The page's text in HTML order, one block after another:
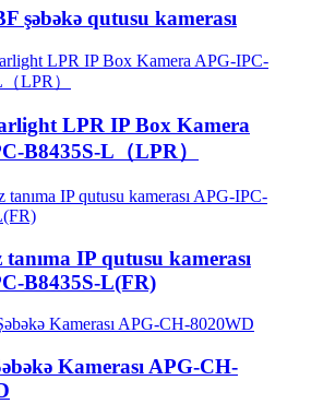
şəbəkə qutusu kamerası
LPR IP Box Kamera
B8435S-L（LPR）
IP qutusu kamerası
B8435S-L(FR)
Kamerası APG-CH-